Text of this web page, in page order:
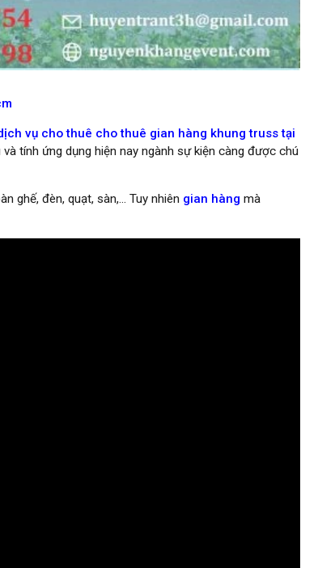
vụ cho thuê cho thuê gian hàng khung truss tại
tính ứng dụng hiện nay ngành sự kiện càng được chú
ghế, đèn, quạt, sàn,… Tuy nhiên gian hàng mà